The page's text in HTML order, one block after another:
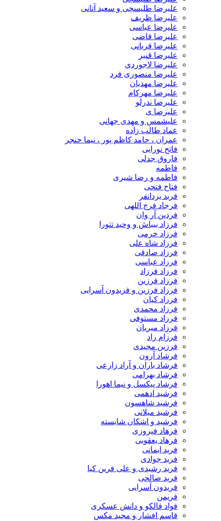
علیرضا طلیسچی و سعید آتانی
علیرضا ظریف
علیرضا عباسی
علیرضا قاضی
علیرضا قربانی
علیرضا قنبر
علیرضا لاجوردی
علیرضا منصوری فرد
علیرضا مهدیان
علیرضا مهرکام
علیرضا ندرلو
علیرضا ی
علیشمس و مهدی جهانی
عماد طالب زاده
عمران ، حامد کاظم پور ، نیما حنجر
فاتح نورایی
فاروق جدلی
فاطمه
فاطمه و رضا شیری
فتاح فتحی
فربد یزدانفر
فرجاد فرج اللهی
فردین آر وان
فرزاد بیباش و وحید تتورا
فرزاد خرمی
فرزاد شاه علی
فرزاد صادقی
فرزاد عباسی
فرزاد فرزاد
فرزاد فرزین
فرزاد فرزین و فریدون آسرایی
فرزاد کیان
فرزاد محمدی
فرزاد مستوفی
فرزاد میریان
فرزام راد
فرزین مجیدی
فرشاد آرون
فرشاد باران و آراد زارعی
فرشاد بهرامی
فرشاد پیکسل و نیما اهورا
فرشید ادهمی
فرشید شاهسون
فرشید میلانی
فرشید و اشکان شایسته
فرهاد فیروزی
فرهاد یعقوبی
فرید ایمانی
فرید جوادی
فرید رشیدی و علی فرین کیا
فرید صالحی
فریدون آسرایی
فریمن
فواد فالکو و دانش عسکری
قاسم افشار و مجید مکس